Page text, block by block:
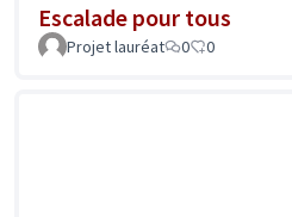
Escalade pour tous
Projet lauréat 0 0